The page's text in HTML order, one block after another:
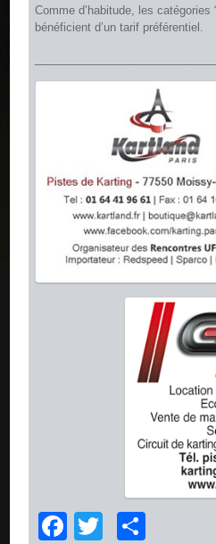
Comme d’habitude, les catégories
bénéficient d’un tarif préférentiel.
Facebook
Twitter